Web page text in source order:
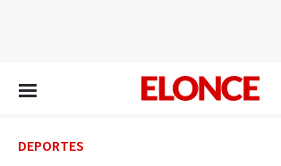
DEPORTES